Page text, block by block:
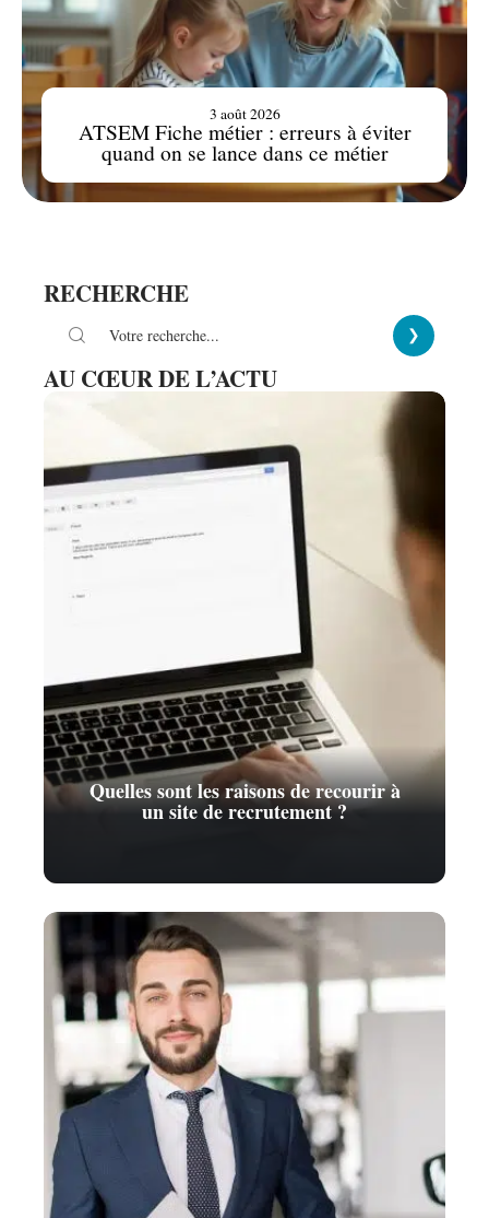
ATSEM Fiche métier : erreurs à éviter
quand on se lance dans ce métier
3 août 2026
RECHERCHE
AU CŒUR DE L’ACTU
Quelles sont les raisons de recourir à
un site de recrutement ?